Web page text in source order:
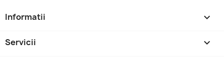
Informatii 
Servicii 